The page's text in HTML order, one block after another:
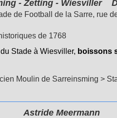
-Zetting - Wiesviller
de Football de la Sarre, rue
de 1768
Stade à Wiesviller, boissons
Moulin de Sarreinsming >
Astride Meermann